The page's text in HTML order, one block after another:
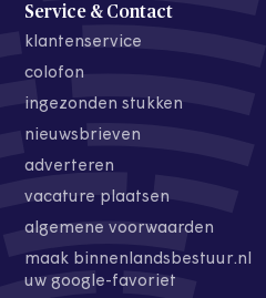
Service & Contact
klantenservice
colofon
ingezonden stukken
nieuwsbrieven
adverteren
vacature plaatsen
algemene voorwaarden
maak binnenlandsbestuur.nl
uw google-favoriet